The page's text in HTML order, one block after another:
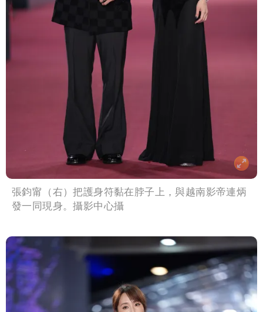
張鈞甯（右）把護身符黏在脖子上，與越南影帝連炳
發一同現身。攝影中心攝